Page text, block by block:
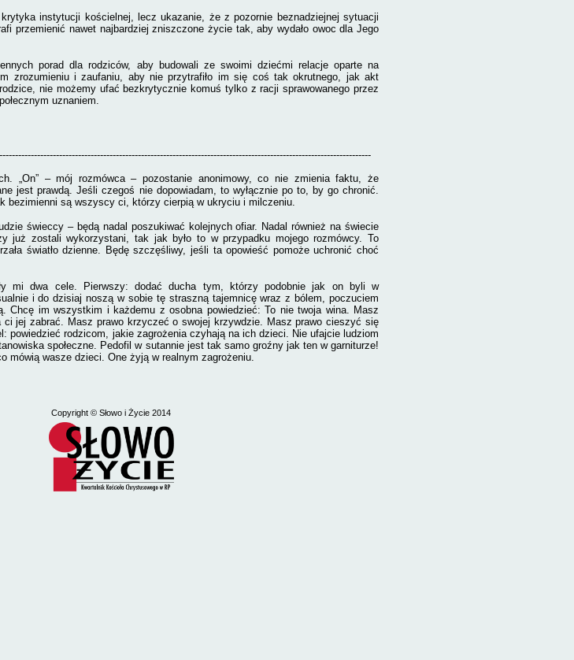
instytucji kościelnej, lecz ukazanie, że z pozornie beznadziejnej sytuacji
przemienić nawet najbardziej zniszczone życie tak, aby wydało owoc dla Jego
porad dla rodziców, aby budowali ze swoimi dziećmi relacje oparte na
zrozumieniu i zaufaniu, aby nie przytrafiło im się coś tak okrutnego, jak akt
nie możemy ufać bezkrytycznie komuś tylko z racji sprawowanego przez
uznaniem.
„On” – mój rozmówca – pozostanie anonimowy, co nie zmienia faktu, że
jest prawdą. Jeśli czegoś nie dopowiadam, to wyłącznie po to, by go chronić.
bezimienni są wszyscy ci, którzy cierpią w ukryciu i milczeniu.
świeccy – będą nadal poszukiwać kolejnych ofiar. Nadal również na świecie
już zostali wykorzystani, tak jak było to w przypadku mojego rozmówcy. To
światło dzienne. Będę szczęśliwy, jeśli ta opowieść pomoże uchronić choć
mi dwa cele. Pierwszy: dodać ducha tym, którzy podobnie jak on byli w
i do dzisiaj noszą w sobie tę straszną tajemnicę wraz z bólem, poczuciem
Chcę im wszystkim i każdemu z osobna powiedzieć: To nie twoja wina. Masz
ci jej zabrać. Masz prawo krzyczeć o swojej krzywdzie. Masz prawo cieszyć się
powiedzieć rodzicom, jakie zagrożenia czyhają na ich dzieci. Nie ufajcie ludziom
społeczne. Pedofil w sutannie jest tak samo groźny jak ten w garniturze!
mówią wasze dzieci. One żyją w realnym zagrożeniu.
Copyright © Słowo i Życie 2014